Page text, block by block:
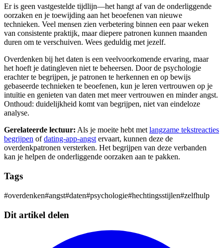
Er is geen vastgestelde tijdlijn—het hangt af van de onderliggende
oorzaken en je toewijding aan het beoefenen van nieuwe
technieken. Veel mensen zien verbetering binnen een paar weken
van consistente praktijk, maar diepere patronen kunnen maanden
duren om te verschuiven. Wees geduldig met jezelf.
Overdenken bij het daten is een veelvoorkomende ervaring, maar
het hoeft je datingleven niet te beheersen. Door de psychologie
erachter te begrijpen, je patronen te herkennen en op bewijs
gebaseerde technieken te beoefenen, kun je leren vertrouwen op je
intuïtie en genieten van daten met meer vertrouwen en minder angst.
Onthoud: duidelijkheid komt van begrijpen, niet van eindeloze
analyse.
Gerelateerde lectuur: Als je moeite hebt met langzame tekstreacties
begrijpen ofdating-app-angst ervaart, kunnen deze de
overdenkpatronen versterken. Het begrijpen van deze verbanden
kan je helpen de onderliggende oorzaken aan te pakken.
Tags
#overdenken#angst#daten#psychologie#hechtingsstijlen#zelfhulp
Dit artikel delen